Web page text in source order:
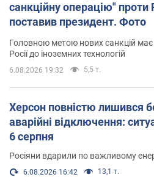
санкційну операцію" проти
поставив президент. Фото
Головною метою нових санкцій
Росії до іноземних технологій
6.08.2026 19:32 5,5 т.
Херсон повністю лишився
аварійні відключення:
6 серпня
Росіяни вдарили по важливому
6.08.2026 16:42 13,1 т.